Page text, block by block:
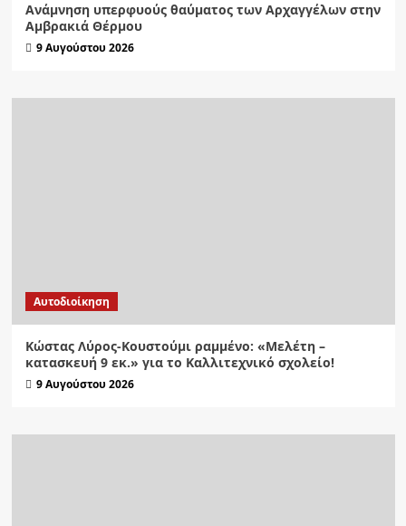
Ανάμνηση υπερφυούς θαύματος των Αρχαγγέλων στην
Αμβρακιά Θέρμου
9 Αυγούστου 2026
Αυτοδιοίκηση
Κώστας Λύρος-Κουστούμι ραμμένο: «Μελέτη –
κατασκευή 9 εκ.» για το Καλλιτεχνικό σχολείο!
9 Αυγούστου 2026